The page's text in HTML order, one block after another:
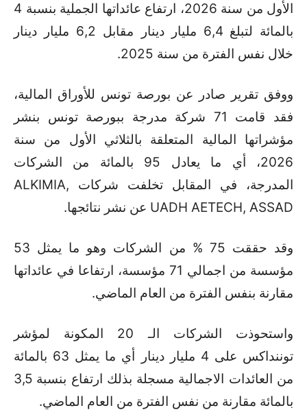
الأول من سنة 2026، ارتفاع عائداتها الجملية بنسبة 4
بالمائة لتبلغ 6,4 مليار دينار مقابل 6,2 مليار دينار
خلال نفس الفترة من سنة 2025.
ووفق تقرير صادر عن بورصة تونس للأوراق المالية،
فقد قامت 71 شركة مدرجة ببورصة تونس بنشر
مؤشراتها المالية المتعلقة بالثلاثي الأول من سنة
2026، أي ما يعادل 95 بالمائة من الشركات
المدرجة، في المقابل تخلفت شركات ALKIMIA,
AETECH, ASSAD
UADH عن نشر نتائجها.
وقد حققت 75 %
من الشركات وهو ما يمثل 53
مؤسسة من اجمالي 71 مؤسسة، ارتفاعا في عائداتها
مقارنة بنفس الفترة من العام الماضي.
واستحوذت الشركات الـ 20 المكونة لمؤشر
توننداكس على 4 مليار دينار أي ما يمثل 63 بالمائة
من العائدات الاجمالية مسجلة بذلك ارتفاع بنسبة 3,5
بالمائة مقارنة من نفس الفترة من العام الماضي.